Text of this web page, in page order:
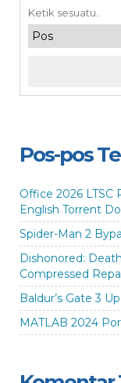
Pos-pos
Office 2026
English Torrent
Spider-Man 2
Dishonored:
Compressed
Baldur’s Gate 3
MATLAB 2024